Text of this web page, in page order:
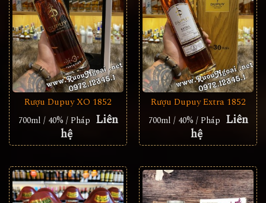
Rượu Dupuy XO 1852
700ml / 40% / Pháp Liên
hệ
Rượu Dupuy Extra 1852
700ml / 40% / Pháp Liên
hệ